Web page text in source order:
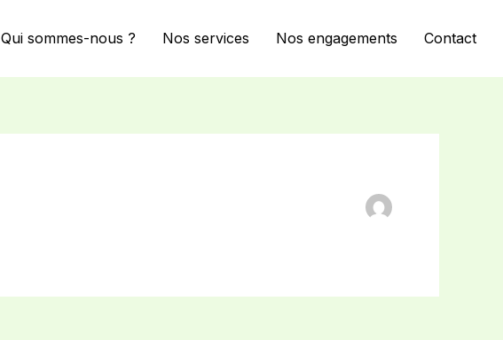
Qui sommes-nous ? Nos services Nos engagements Contact